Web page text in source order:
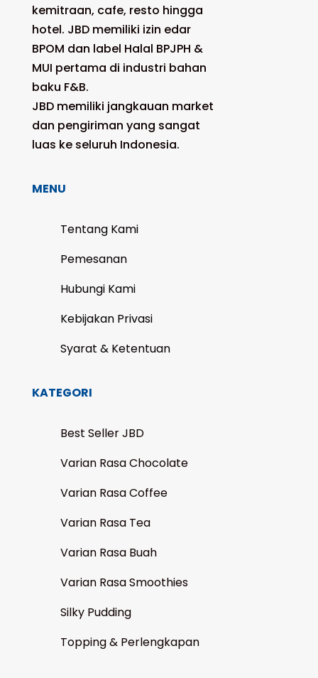
kemitraan, cafe, resto hingga
hotel. JBD memiliki izin edar
BPOM dan label Halal BPJPH &
MUI pertama di industri bahan
baku F&B.
JBD memiliki jangkauan market
dan pengiriman yang sangat
luas ke seluruh Indonesia.
MENU
Tentang Kami
Pemesanan
Hubungi Kami
Kebijakan Privasi
Syarat & Ketentuan
KATEGORI
Best Seller JBD
Varian Rasa Chocolate
Varian Rasa Coffee
Varian Rasa Tea
Varian Rasa Buah
Varian Rasa Smoothies
Silky Pudding
Topping & Perlengkapan